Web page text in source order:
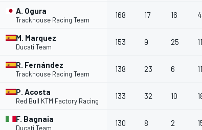
A. Ogura
Trackhouse Racing Team
168 17 16 4
M. Marquez
Ducati Team
153 9 25 11
R. Fernández
Trackhouse Racing Team
138 23 6 11
P. Acosta
Red Bull KTM Factory Racing
133 32 10
F. Bagnaia
Ducati Team
130 8 2